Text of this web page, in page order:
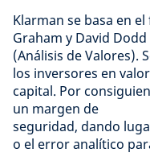
Klarman se basa en
Graham y David
(Análisis de Valores).
los inversores en
capital. Por
un margen de
seguridad, dando
o el error analítico